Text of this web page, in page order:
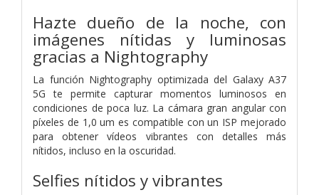
Hazte dueño de la noche, con
imágenes nítidas y luminosas
gracias a Nightography
La función Nightography optimizada del Galaxy A37
5G te permite capturar momentos luminosos en
condiciones de poca luz. La cámara gran angular con
píxeles de 1,0 um es compatible con un ISP mejorado
para obtener vídeos vibrantes con detalles más
nítidos, incluso en la oscuridad.
Selfies nítidos y vibrantes